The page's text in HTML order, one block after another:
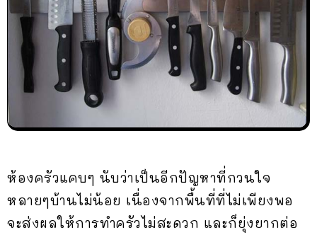
ห้องครัวแคบๆ นับว่าเป็นอีกปัญหาที่กวนใจ
หลายๆบ้านไม่น้อย เนื่องจากพื้นที่ที่ไม่เพียงพอ
จะส่งผลให้การทำครัวไม่สะดวก และก็ยุ่งยากต่อ